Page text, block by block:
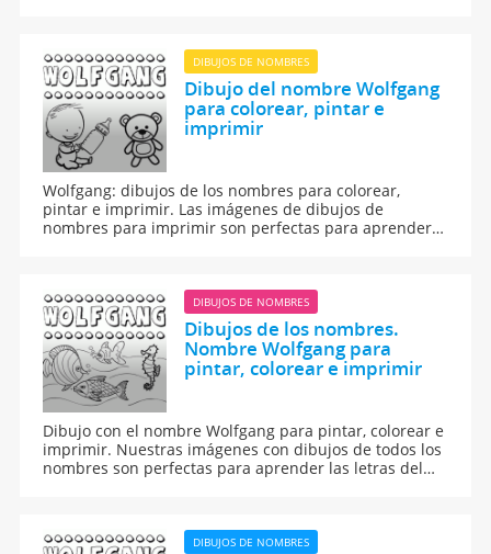
DIBUJOS DE NOMBRES
Dibujo del nombre Wolfgang
para colorear, pintar e
imprimir
Wolfgang: dibujos de los nombres para colorear,
pintar e imprimir. Las imágenes de dibujos de
nombres para imprimir son perfectas para aprender a
DIBUJOS DE NOMBRES
Dibujos de los nombres.
Nombre Wolfgang para
pintar, colorear e imprimir
Dibujo con el nombre Wolfgang para pintar, colorear e
imprimir. Nuestras imágenes con dibujos de todos los
nombres son perfectas para aprender las letras del
DIBUJOS DE NOMBRES